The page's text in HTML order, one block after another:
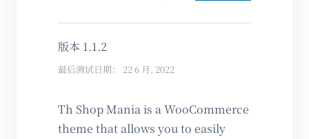
版本 1.1.2
最后测试日期： 22 6 月, 2022
Th Shop Mania is a WooCommerce
theme that allows you to easily